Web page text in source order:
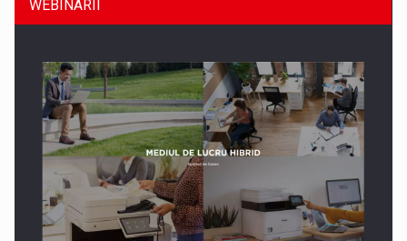
SYCLEF isi consolideaza prezenta in Romania printr-o a
doua…
WEBINARII